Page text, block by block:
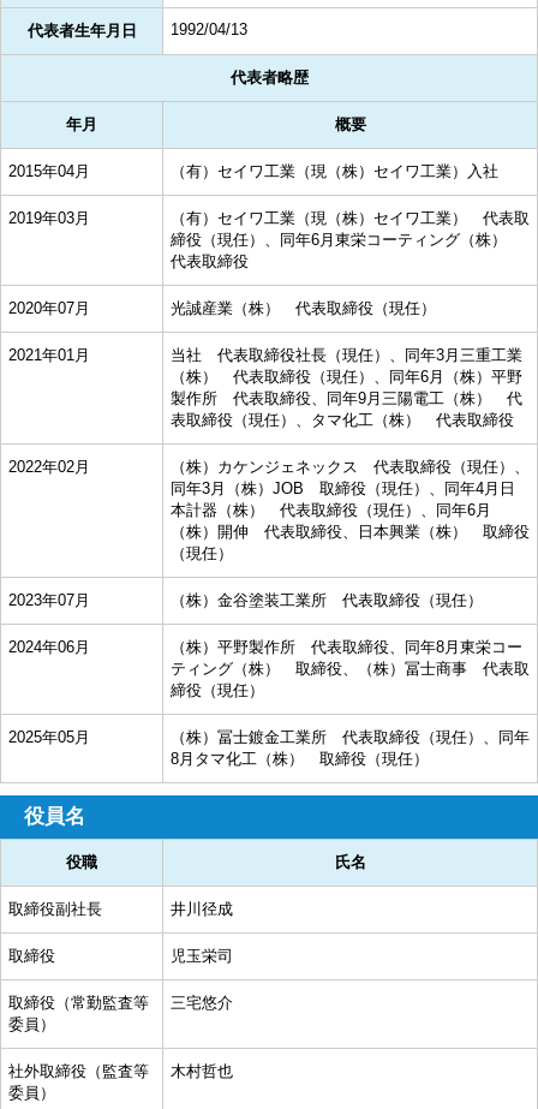
代表者生年月日 1992/04/13
代表者略歴
年月 概要
2015年04月 （有）セイワ工業（現（株）セイワ工業）入社
2019年03月
（有）セイワ工業（現（株）セイワ工業） 代表取
締役（現任）、同年6月東栄コーティング（株）
代表取締役
2020年07月 光誠産業（株） 代表取締役（現任）
2021年01月
当社 代表取締役社長（現任）、同年3月三重工業
（株） 代表取締役（現任）、同年6月（株）平野
製作所 代表取締役、同年9月三陽電工（株） 代
表取締役（現任）、タマ化工（株） 代表取締役
2022年02月
（株）カケンジェネックス 代表取締役（現任）、
同年3月（株）JOB 取締役（現任）、同年4月日
本計器（株） 代表取締役（現任）、同年6月
（株）開伸 代表取締役、日本興業（株） 取締役
（現任）
2023年07月 （株）金谷塗装工業所 代表取締役（現任）
2024年06月
（株）平野製作所 代表取締役、同年8月東栄コー
ティング（株） 取締役、（株）冨士商事 代表取
締役（現任）
2025年05月
（株）冨士鍍金工業所 代表取締役（現任）、同年
8月タマ化工（株） 取締役（現任）
役員名
役職 氏名
取締役副社長 井川径成
取締役 児玉栄司
取締役（常勤監査等
委員）
三宅悠介
社外取締役（監査等
委員）
木村哲也